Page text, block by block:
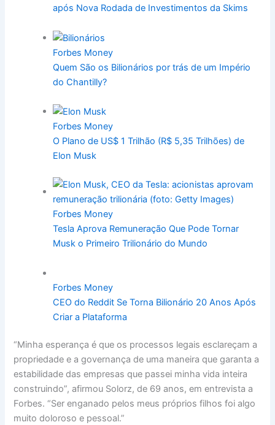
após Nova Rodada de Investimentos da Skims
Forbes Money
Quem São os Bilionários por trás de um Império
do Chantilly?
Forbes Money
O Plano de US$ 1 Trilhão (R$ 5,35 Trilhões) de
Elon Musk
Forbes Money
Tesla Aprova Remuneração Que Pode Tornar
Musk o Primeiro Trilionário do Mundo
Forbes Money
CEO do Reddit Se Torna Bilionário 20 Anos Após
Criar a Plataforma
“Minha esperança é que os processos legais esclareçam a
propriedade e a governança de uma maneira que garanta a
estabilidade das empresas que passei minha vida inteira
construindo”, afirmou Solorz, de 69 anos, em entrevista a
Forbes. “Ser enganado pelos meus próprios filhos foi algo
muito doloroso e pessoal.”